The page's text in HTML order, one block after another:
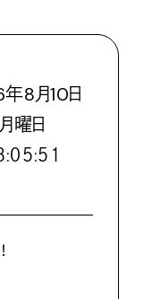
年8月10日
月曜日
:０５:５３